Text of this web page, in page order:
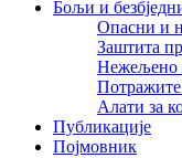
Бољи и
Опасни и
Заштита
Нежељено
Алати за
Публикације
Појмовник